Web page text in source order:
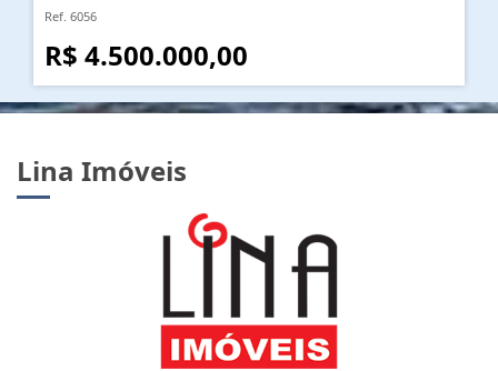
Ref. 6056
R$ 4.500.000,00
Lina Imóveis